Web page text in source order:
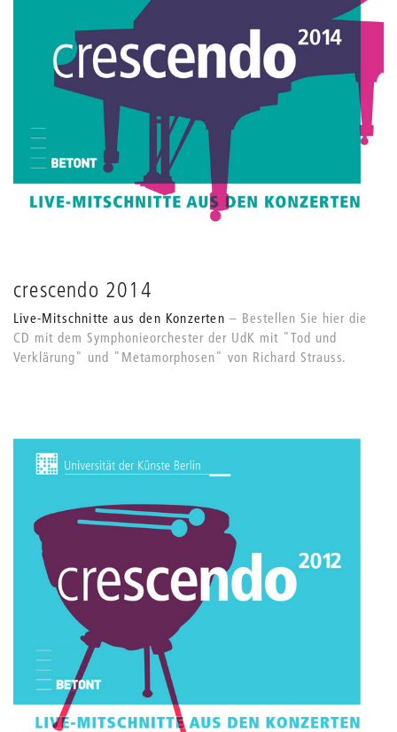
crescendo 2014
Live-Mitschnitte aus den Konzerten
Bestellen Sie hier die
CD mit dem Symphonieorchester der UdK mit "Tod und
Verklärung" und "Metamorphosen" von Richard Strauss.